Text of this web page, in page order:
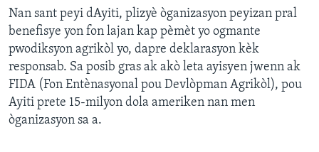
Skip
to
Search
FLASHPOINT IKRÈN
Learning English
SUIV NOU
Nan sant peyi dAyiti, plizyè òganizasyon peyizan pral
benefisye yon fon lajan kap pèmèt yo ogmante
pwodiksyon agrikòl yo, dapre deklarasyon kèk
responsab. Sa posib gras ak akò leta ayisyen jwenn ak
FIDA (Fon Entènasyonal pou Devlòpman Agrikòl), pou
Ayiti prete 15-milyon dola ameriken nan men
òganizasyon sa a.